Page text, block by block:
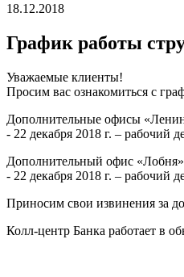
18.12.2018
График работы
Уважаемые клиенты!
Просим вас ознакомиться с
Дополнительные офисы
- 22 декабря 2018 г. – рабочий
Дополнительный офис
- 22 декабря 2018 г. – рабочий
Приносим свои извинения за
Колл-центр Банка работает в